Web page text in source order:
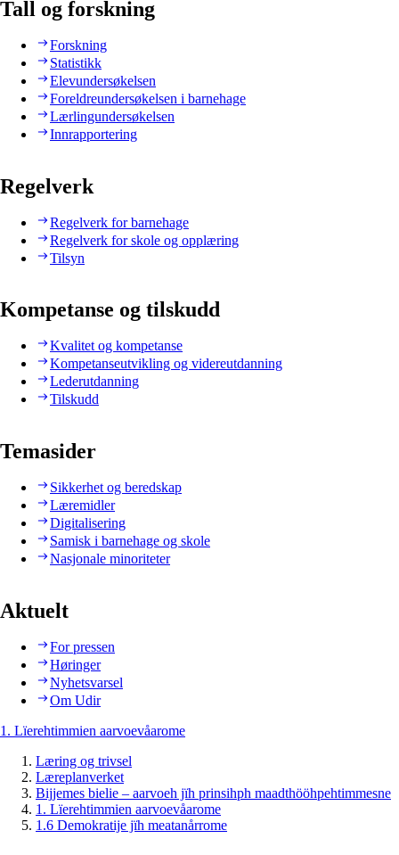
Tall og forskning
Forskning
Statistikk
Elevundersøkelsen
Foreldreundersøkelsen i barnehage
Lærlingundersøkelsen
Innrapportering
Regelverk
Regelverk for barnehage
Regelverk for skole og opplæring
Tilsyn
Kompetanse og tilskudd
Kvalitet og kompetanse
Kompetanseutvikling og videreutdanning
Lederutdanning
Tilskudd
Temasider
Sikkerhet og beredskap
Læremidler
Digitalisering
Samisk i barnehage og skole
Nasjonale minoriteter
Aktuelt
For pressen
Høringer
Nyhetsvarsel
Om Udir
1. Lïerehtimmien aarvoevåarome
Læring og trivsel
Læreplanverket
Bijjemes bielie – aarvoeh jïh prinsihph maadthööhpehtimmesne
1. Lïerehtimmien aarvoevåarome
1.6 Demokratije jïh meatanårrome